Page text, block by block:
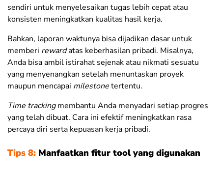
sendiri untuk menyelesaikan tugas lebih cepat atau
konsisten meningkatkan kualitas hasil kerja.
Bahkan, laporan waktunya bisa dijadikan dasar untuk
memberi rewardatas keberhasilan pribadi. Misalnya,
Anda bisa ambil istirahat sejenak atau nikmati sesuatu
yang menyenangkan setelah menuntaskan proyek
maupun mencapai milestonetertentu.
Time trackingmembantu Anda menyadari setiap progres
yang telah dibuat. Cara ini efektif meningkatkan rasa
percaya diri serta kepuasan kerja pribadi.
Tips 8: Manfaatkan fitur tool yang digunakan